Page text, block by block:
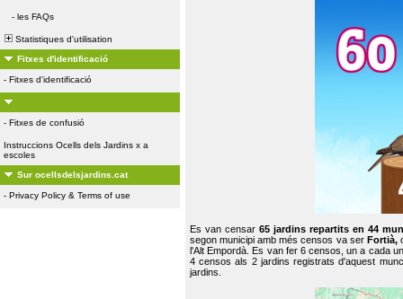
- les FAQs
Statistiques d'utilisation
Fitxes d'identificació
- Fitxes d'identificació
- Fitxes de confusió
Instruccions Ocells dels Jardins x a
escoles
Sur ocellsdelsjardins.cat
- Privacy Policy & Terms of use
Es van censar65 jardins repartits en 44
segon municipi amb més censos va ser Fortià,
l'Alt Empordà. Es van fer 6 censos, un a cada
4 censos als 2 jardins registrats d'aquest
jardins.